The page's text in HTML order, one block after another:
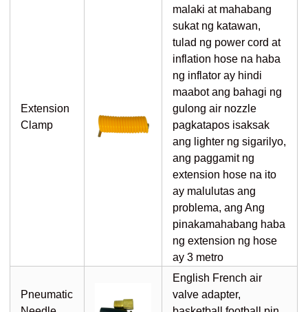
Extension
Clamp
malaki at mahabang
sukat ng katawan,
tulad ng power cord at
inflation hose na haba
ng inflator ay hindi
maabot ang bahagi ng
gulong air nozzle
pagkatapos isaksak
ang lighter ng sigarilyo,
ang paggamit ng
extension hose na ito
ay malulutas ang
problema, ang Ang
pinakamahabang haba
ng extension ng hose
ay 3 metro
Pneumatic
English French air
valve adapter,